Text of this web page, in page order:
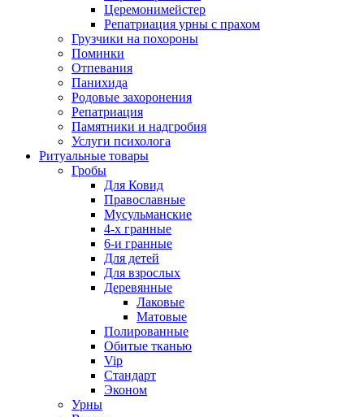
Церемонимейстер
Репатриация урны с прахом
Грузчики на похороны
Поминки
Отпевания
Панихида
Родовые захоронения
Репатриация
Памятники и надгробия
Услуги психолога
Ритуальные товары
Гробы
Для Ковид
Православные
Мусульманские
4-х гранные
6-и гранные
Для детей
Для взрослых
Деревянные
Лаковые
Матовые
Полированные
Обитые тканью
Vip
Стандарт
Эконом
Урны